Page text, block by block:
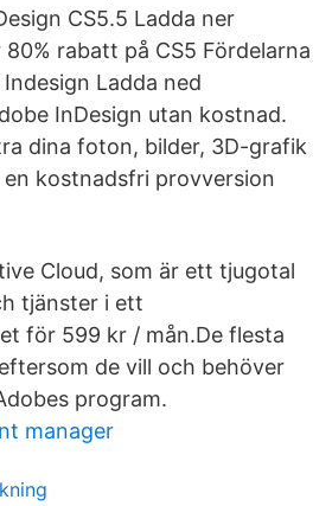
CS5.5 Ladda ner
rabatt på CS5 Fördelarna
Ladda ned
InDesign utan kostnad.
dina foton, bilder, 3D-grafik
en kostnadsfri provversion
Cloud, som är ett tjugotal
tjänster i ett
för 599 kr / mån.De flesta
de vill och behöver
program.
manager